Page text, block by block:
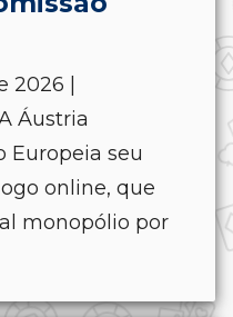
|
Áustria
Europeia seu
online, que
monopólio por